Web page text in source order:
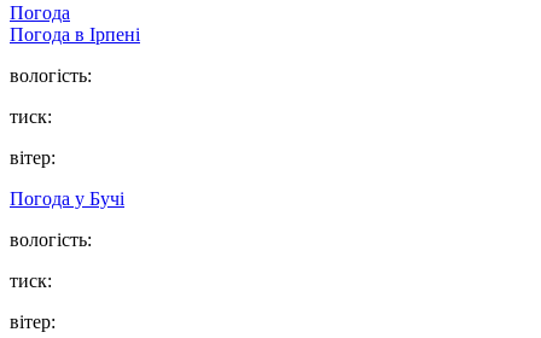
Погода
Погода в Ірпені
вологість:
тиск:
вітер:
Погода у Бучі
вологість:
тиск:
вітер: